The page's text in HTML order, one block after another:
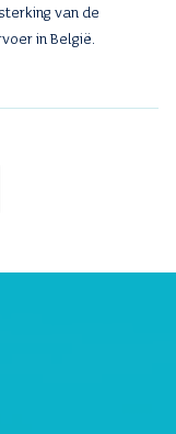
van de
in België.